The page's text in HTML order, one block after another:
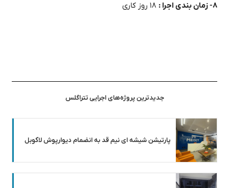
۸- زمان بندی اجرا :
جدیدترین پروژه‌های اجرایی تتراگلس
پارتیشن شیشه ای نیم قد به انضمام دیوارپوش لاکوبل